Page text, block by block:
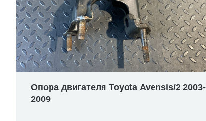
Опора двигателя Toyota Avensis/2 2003-
2009